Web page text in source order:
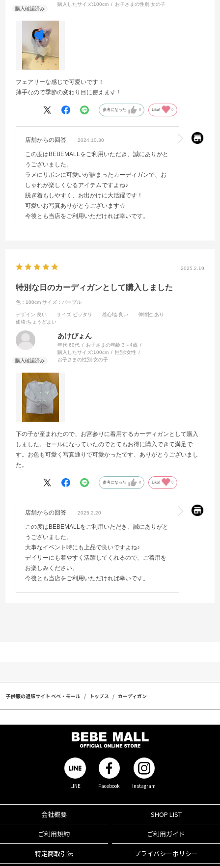
購入したサイズ:100cm お子さまの性別:女の子
フェアリーな感じで可愛いです！
薄手なので季節の変わり目に使えます！
参考になった 0 Like! 0
店舗からの回答 2024.10.30
この度はBEBEMALLをご利用いただき、誠にありがと
うございました。
ラメにリボンに可愛いが詰まったカーディガンで、お
しゃれが楽しくなるアイテムですよね♪
脱ぎ着もしやすく、お出かけに大活躍です！
可愛いお写真ありがとうございます☆
今後とも当店をご利用いただければ幸いです。
2025.2.19
特別な日のカーディガンとして購入しました
色：100cm サイズ：パープル
デザイン:良い サイズ:ピッタリ 着心地:良い 伸縮性:あり
価格:ちょうどよい
あけぴょん
年代:60代 お子さまの年齢:3～4歳
購入したサイズ:100cm 性別:女性
お子さまの性別:女の子
下の子が産まれたので、お宮参りに着用するカーディガンとして購入
しました。セールになっていたのでとてもお得に購入できて満足で
す。お色も可愛く写真通りで可愛かったです、ありがとうございまし
た。
参考になった 0 Like! 0
店舗からの回答 2025.2.20
この度はBEBEMALLをご利用いただき、誠にありがと
うございました。
大事なイベント時にも上品で良いですよね♪
デイリーにも着やすく活躍してくれるので、ご着用を
お楽しみください。
今後とも当店をご利用いただければ幸いです。
子供服の通販サイト ベベ・モール トップス カーディガン
LINE Facebook Instagram
会社概要 SHOP LIST
ご利用規約 ご利用ガイド
特定商取引法 プライバシーポリシー